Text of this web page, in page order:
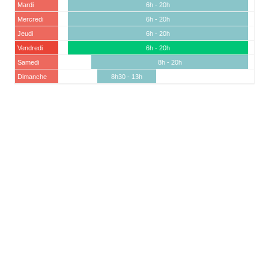
Mardi
6h - 20h
Mercredi
6h - 20h
Jeudi
6h - 20h
Vendredi
6h - 20h
Samedi
8h - 20h
Dimanche
8h30 - 13h